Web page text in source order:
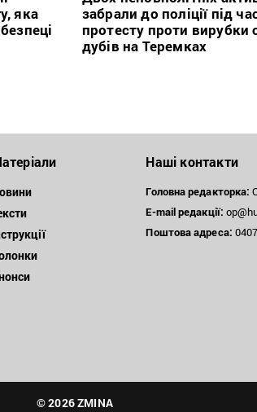
яка
забрали до поліції під
протесту проти вирубки
дубів на Теремках
Наші контакти
Головна редакторка:
E-mail редакції:
Поштоваадреса:
© 2026 ZMINA